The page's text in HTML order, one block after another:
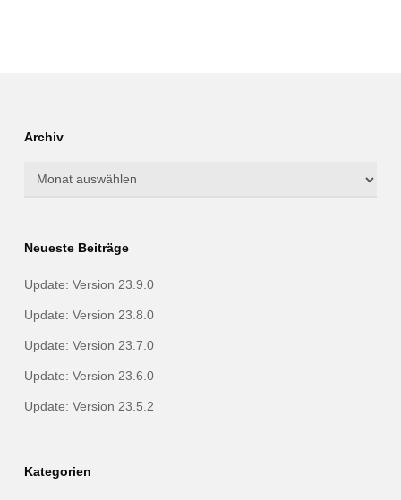
Archiv
Archiv
Neueste Beiträge
Update: Version 23.9.0
Update: Version 23.8.0
Update: Version 23.7.0
Update: Version 23.6.0
Update: Version 23.5.2
Kategorien